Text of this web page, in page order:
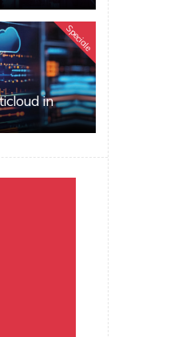
Speciale
in